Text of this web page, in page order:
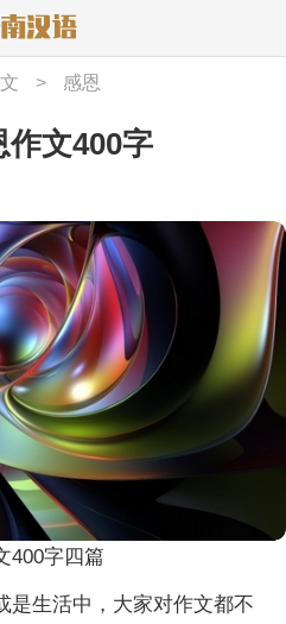
> 感恩
作文400字
400字四篇
是生活中，大家对作文都不